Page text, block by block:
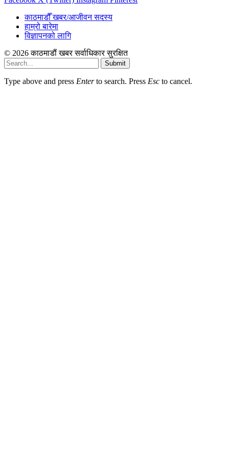
काठमाडौँ खबर/आजीवन सदस्य
हाम्रो बारेमा
विज्ञापनको लागि
© 2026 काठमाडौं खबर सर्वाधिकार सुरक्षित
Submit
Type above and press Enterto search. Press Esc to cancel.